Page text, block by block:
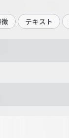
テキスト